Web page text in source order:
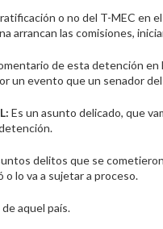
o no del T-MEC en
arrancan las comisiones,
de esta detención
un evento que un senador
: Es un asunto delicado, que
delitos que se
lo va a sujetar a proceso.
aquel país.